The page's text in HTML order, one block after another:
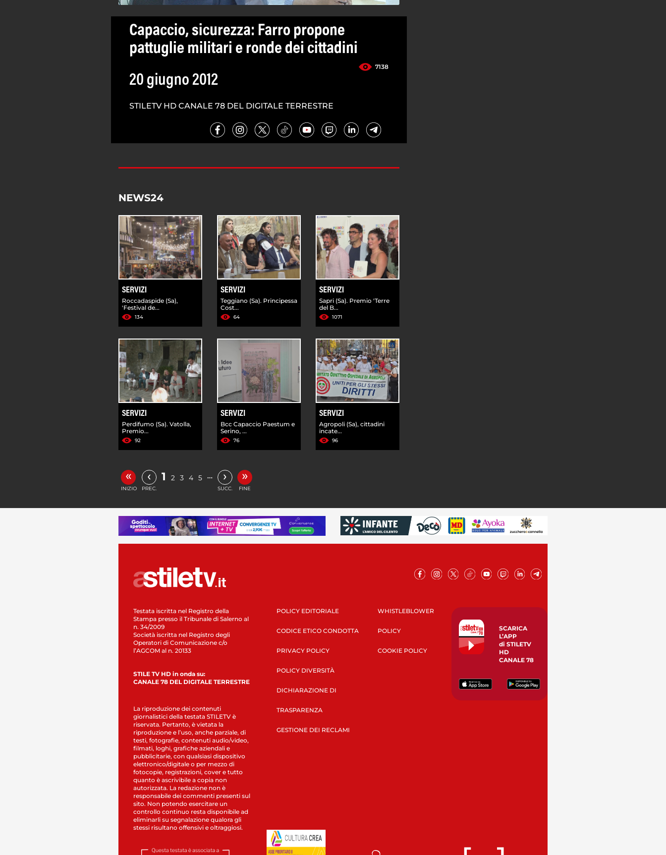
Capaccio, sicurezza: Farro propone
pattuglie militari e ronde dei cittadini
7138
20 giugno 2012
STILETV HD CANALE 78 DEL DIGITALE TERRESTRE
NEWS24
SERVIZI
Roccadaspide (Sa),
'Festival de...
134
SERVIZI
Teggiano (Sa). Principessa
Cost...
64
SERVIZI
Sapri (Sa). Premio 'Terre
del B...
1071
SERVIZI
Perdifumo (Sa). Vatolla,
Premio...
92
SERVIZI
Bcc Capaccio Paestum e
Serino, ...
76
SERVIZI
Agropoli (Sa), cittadini
incate...
96
«
INIZIO
‹
PREC.
1 2 3 4 5 … ›
SUCC.
»
FINE
Testata iscritta nel Registro della
Stampa presso il Tribunale di Salerno al
n. 34/2009
Società iscritta nel Registro degli
Operatori di Comunicazione c/o
l’AGCOM al n. 20133
STILE TV HD in onda su:
CANALE 78 DEL DIGITALE TERRESTRE
La riproduzione dei contenuti
giornalistici della testata STILETV è
riservata. Pertanto, è vietata la
riproduzione e l’uso, anche parziale, di
testi, fotografie, contenuti audio/video,
filmati, loghi, grafiche aziendali e
pubblicitarie, con qualsiasi dispositivo
elettronico/digitale o per mezzo di
fotocopie, registrazioni, cover e tutto
quanto è ascrivibile a copia non
autorizzata. La redazione non è
responsabile dei commenti presenti sul
sito. Non potendo esercitare un
controllo continuo resta disponibile ad
eliminarli su segnalazione qualora gli
stessi risultano offensivi e oltraggiosi.
POLICY EDITORIALE
CODICE ETICO CONDOTTA
PRIVACY POLICY
POLICY DIVERSITÀ
DICHIARAZIONE DI
TRASPARENZA
GESTIONE DEI RECLAMI
WHISTLEBLOWER
POLICY
COOKIE POLICY
SCARICA
L’APP
di STILETV
HD
CANALE 78